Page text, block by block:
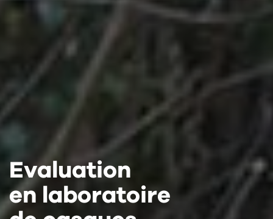
Evaluation
en laboratoire
Evaluation
en laboratoire
Evaluation
en laboratoire